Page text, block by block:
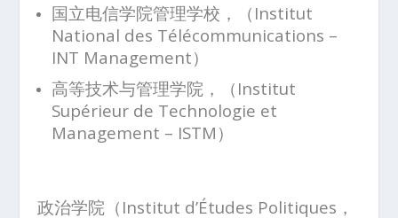
国立电信学院管理学校，（Institut
National des Télécommunications –
INT Management）
高等技术与管理学院，（Institut
Supérieur de Technologie et
Management – ISTM）
政治学院（ Institut d’Études Politiques ，